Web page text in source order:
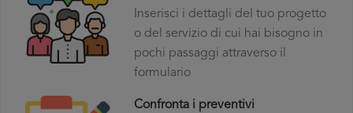
Inserisci i dettagli del tuo progetto
o del servizio di cui hai bisogno in
pochi passaggi attraverso il
formulario
Confronta i preventivi